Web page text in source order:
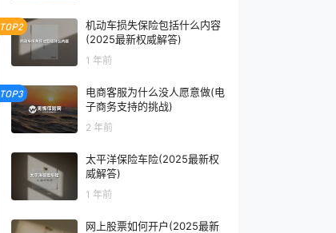
TOP2
机动车损失保险包括什么内容
(2025最新权威解答)
1 年前
TOP3
电商客服为什么没人愿意做(电
子商务支持的挑战)
2 年前
太平洋保险车险(2025最新权
威解答)
1 年前
网上股票如何开户(2025最新